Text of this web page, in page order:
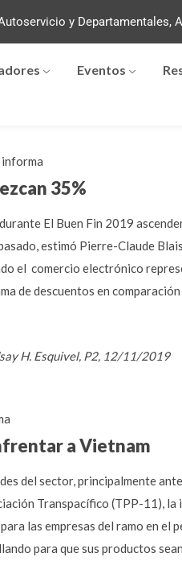
y Departamentales,
Eventos
35%
El Buen Fin 2019
estimó Pierre-Claude
el comercio electrónico
de descuentos en
H. Esquivel, P2, 12/11/2019
a Vietnam
del sector, principalmente
Transpacífico (TPP-11),
las empresas del ramo en
para que sus productos